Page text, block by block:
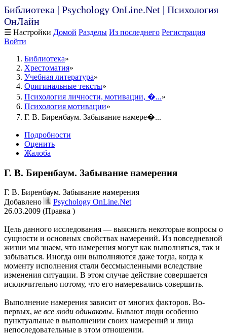
Библиотека | Psychology OnLine.Net | Психология
ОнЛайн
☰ Настройки Домой Разделы Из последнего Регистрация
Войти
Библиотека
Хрестоматия
Учебная литература
Оригинальные тексты
Психология личности, мотивации, �...
Психология мотивации
Г. В. Биренбаум. Забывание намере�...
Подробности
Оценить
Жалоба
Г. В. Биренбаум. Забывание намерения
Г. В. Биренбаум. Забывание намерения
Добавлено
Psychology OnLine.Net
26.03.2009 (Правка )
Цель данного исследования — выяснить некоторые вопросы о
сущности и основных свойствах намерений. Из повседневной
жизни мы знаем, что намерения могут как выполняться, так и
забываться. Иногда они выполняются даже тогда, когда к
моменту исполнения стали бессмысленными вследствие
изменения ситуации. В этом случае действие совершается
исключительно потому, что его намеревались совершить.
Выполнение намерения зависит от многих факторов. Во-
первых, не все люди одинаковы. Бывают люди особенно
пунктуальные в выполнении своих намерений и лица
непоследовательные в этом отношении.